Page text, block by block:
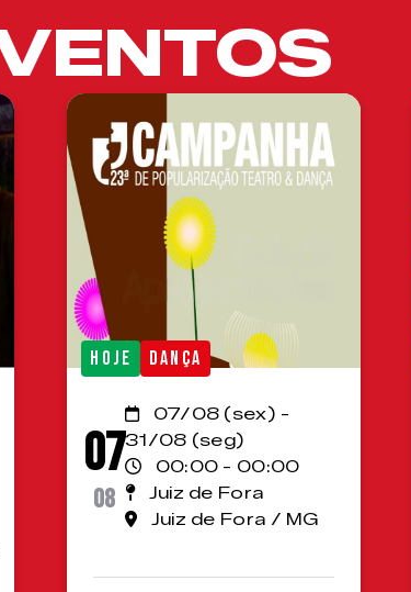
HOJE DANÇA
07
08
07/08 (sex) -
31/08 (seg)
00:00 - 00:00
Juiz de Fora
Juiz de Fora / MG